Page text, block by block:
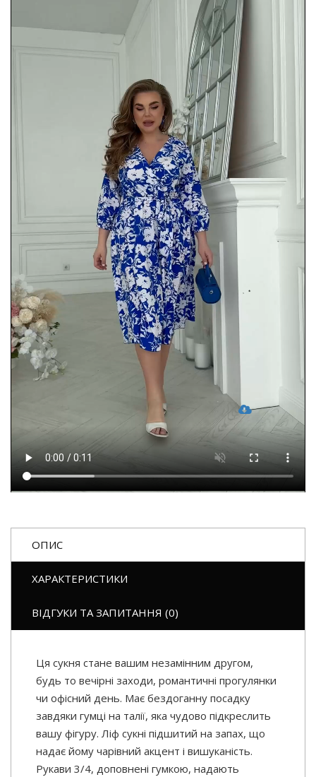
ОПИС
ХАРАКТЕРИСТИКИ
ВІДГУКИ ТА ЗАПИТАННЯ (0)
Ця сукня стане вашим незамінним другом,
будь то вечірні заходи, романтичні прогулянки
чи офісний день. Має бездоганну посадку
завдяки гумці на талії, яка чудово підкреслить
вашу фігуру. Ліф сукні підшитий на запах, що
надає йому чарівний акцент і вишуканість.
Рукави 3/4, доповнені гумкою, надають